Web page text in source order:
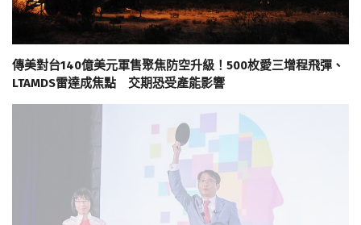
傳美對台140億美元軍售聚焦防空升級！500枚愛三增程飛彈、
LTAMDS雷達成焦點 交期恐受產能影響